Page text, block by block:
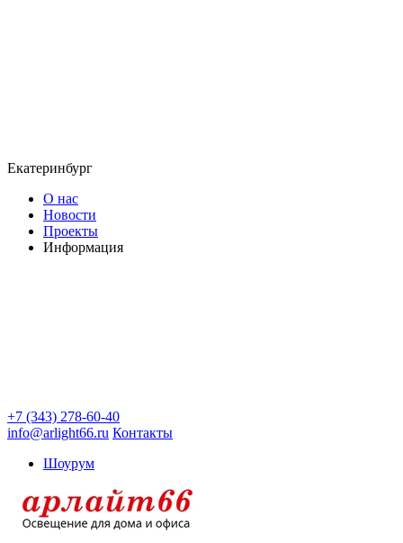
Екатеринбург
О нас
Новости
Проекты
Информация
+7 (343) 278-60-40
info@arlight66.ru Контакты
Шоурум